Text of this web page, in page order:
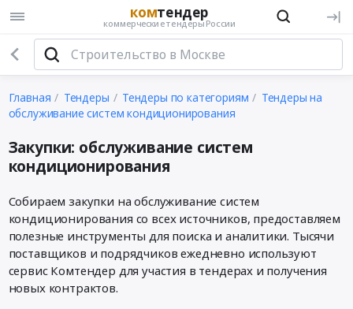
комтендер
коммерческие тендеры России
Главная Тендеры Тендеры по категориям
Тендеры на
обслуживание систем кондиционирования
Закупки: обслуживание систем
кондиционирования
Собираем закупки на обслуживание систем
кондиционирования со всех источников, предоставляем
полезные инструменты для поиска и аналитики. Тысячи
поставщиков и подрядчиков ежедневно используют
сервис Комтендер для участия в тендерах и получения
новых контрактов.